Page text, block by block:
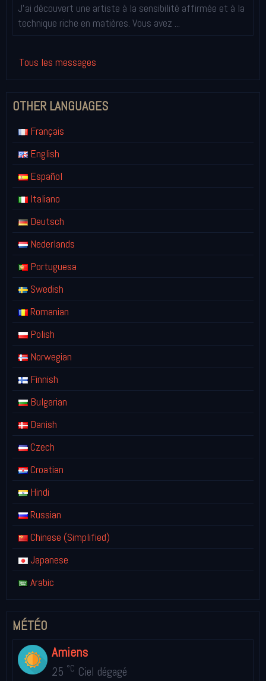
J'ai découvert une artiste à la sensibilité affirmée et à la
technique riche en matières. Vous avez ...
Tous les messages
OTHER LANGUAGES
Français
English
Español
Italiano
Deutsch
Nederlands
Portuguesa
Swedish
Romanian
Polish
Norwegian
Finnish
Bulgarian
Danish
Czech
Croatian
Hindi
Russian
Chinese (Simplified)
Japanese
Arabic
MÉTÉO
Amiens
25 °C Ciel dégagé